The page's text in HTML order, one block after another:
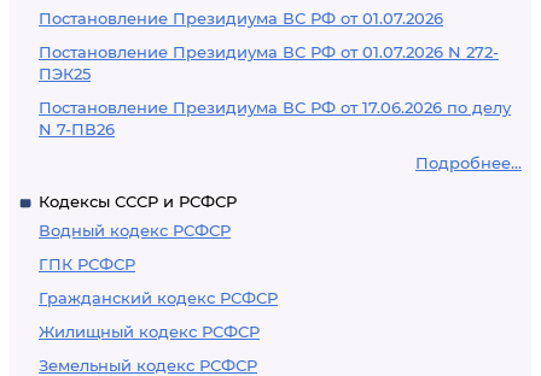
Постановление Президиума ВС РФ от 01.07.2026
Постановление Президиума ВС РФ от 01.07.2026 N 272-
ПЭК25
Постановление Президиума ВС РФ от 17.06.2026 по делу
N 7-ПВ26
Подробнее...
Кодексы СССР и РСФСР
Водный кодекс РСФСР
ГПК РСФСР
Гражданский кодекс РСФСР
Жилищный кодекс РСФСР
Земельный кодекс РСФСР